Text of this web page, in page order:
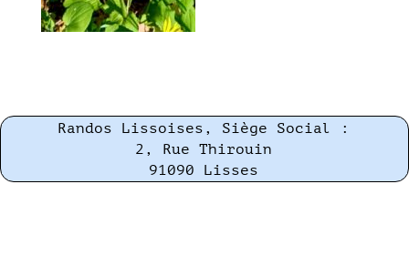
Randos Lissoises, Siège Social :
2, Rue Thirouin
91090 Lisses